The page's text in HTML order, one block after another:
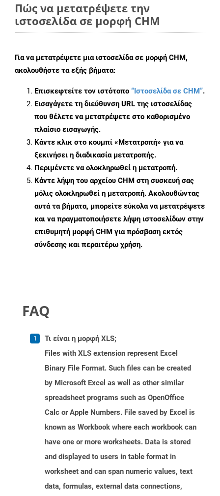
Πώς να μετατρέψετε την
ιστοσελίδα σε μορφή CHM
Για να μετατρέψετε μια ιστοσελίδα σε μορφή CHM,
ακολουθήστε τα εξής βήματα:
Επισκεφτείτε τον ιστότοπο “Ιστοσελίδα σε CHM”.
Εισαγάγετε τη διεύθυνση URL της ιστοσελίδας
που θέλετε να μετατρέψετε στο καθορισμένο
πλαίσιο εισαγωγής.
Κάντε κλικ στο κουμπί «Μετατροπή» για να
ξεκινήσει η διαδικασία μετατροπής.
Περιμένετε να ολοκληρωθεί η μετατροπή.
Κάντε λήψη του αρχείου CHM στη συσκευή σας
μόλις ολοκληρωθεί η μετατροπή. Ακολουθώντας
αυτά τα βήματα, μπορείτε εύκολα να μετατρέψετε
και να πραγματοποιήσετε λήψη ιστοσελίδων στην
επιθυμητή μορφή CHM για πρόσβαση εκτός
σύνδεσης και περαιτέρω χρήση.
FAQ
Τι είναι η μορφή XLS;
Files with XLS extension represent Excel
Binary File Format. Such files can be created
by Microsoft Excel as well as other similar
spreadsheet programs such as OpenOffice
Calc or Apple Numbers. File saved by Excel is
known as Workbook where each workbook can
have one or more worksheets. Data is stored
and displayed to users in table format in
worksheet and can span numeric values, text
data, formulas, external data connections,